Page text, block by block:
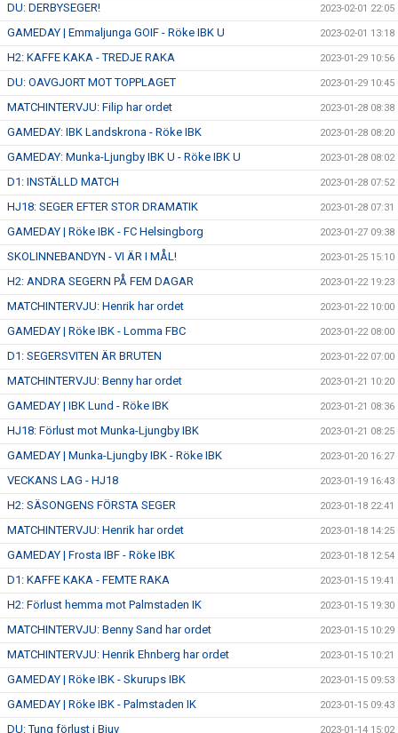
DU: DERBYSEGER! 2023-02-01 22:05
GAMEDAY | Emmaljunga GOIF - Röke IBK U 2023-02-01 13:18
H2: KAFFE KAKA - TREDJE RAKA 2023-01-29 10:56
DU: OAVGJORT MOT TOPPLAGET 2023-01-29 10:45
MATCHINTERVJU: Filip har ordet 2023-01-28 08:38
GAMEDAY: IBK Landskrona - Röke IBK 2023-01-28 08:20
GAMEDAY: Munka-Ljungby IBK U - Röke IBK U 2023-01-28 08:02
D1: INSTÄLLD MATCH 2023-01-28 07:52
HJ18: SEGER EFTER STOR DRAMATIK 2023-01-28 07:31
GAMEDAY | Röke IBK - FC Helsingborg 2023-01-27 09:38
SKOLINNEBANDYN - VI ÄR I MÅL! 2023-01-25 15:10
H2: ANDRA SEGERN PÅ FEM DAGAR 2023-01-22 19:23
MATCHINTERVJU: Henrik har ordet 2023-01-22 10:00
GAMEDAY | Röke IBK - Lomma FBC 2023-01-22 08:00
D1: SEGERSVITEN ÄR BRUTEN 2023-01-22 07:00
MATCHINTERVJU: Benny har ordet 2023-01-21 10:20
GAMEDAY | IBK Lund - Röke IBK 2023-01-21 08:36
HJ18: Förlust mot Munka-Ljungby IBK 2023-01-21 08:25
GAMEDAY | Munka-Ljungby IBK - Röke IBK 2023-01-20 16:27
VECKANS LAG - HJ18 2023-01-19 16:43
H2: SÄSONGENS FÖRSTA SEGER 2023-01-18 22:41
MATCHINTERVJU: Henrik har ordet 2023-01-18 14:25
GAMEDAY | Frosta IBF - Röke IBK 2023-01-18 12:54
D1: KAFFE KAKA - FEMTE RAKA 2023-01-15 19:41
H2: Förlust hemma mot Palmstaden IK 2023-01-15 19:30
MATCHINTERVJU: Benny Sand har ordet 2023-01-15 10:29
MATCHINTERVJU: Henrik Ehnberg har ordet 2023-01-15 10:21
GAMEDAY | Röke IBK - Skurups IBK 2023-01-15 09:53
GAMEDAY | Röke IBK - Palmstaden IK 2023-01-15 09:43
DU: Tung förlust i Bjuv 2023-01-14 15:02